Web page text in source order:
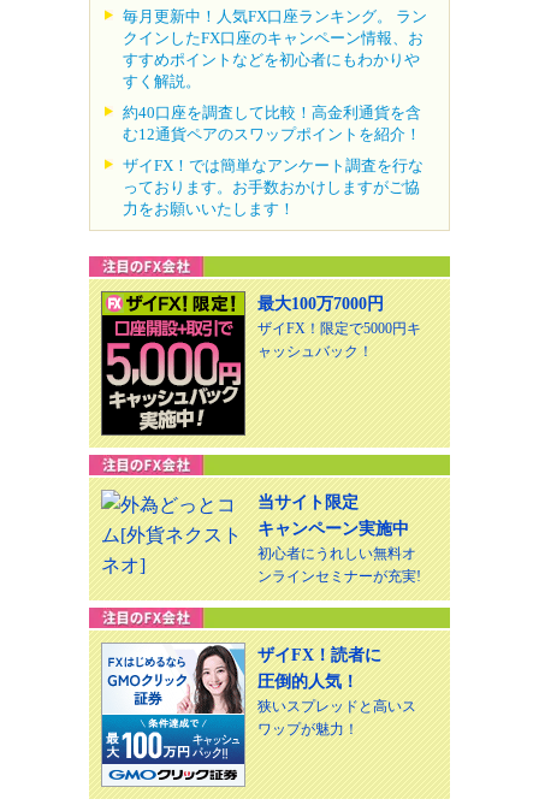
毎月更新中！人気FX口座ランキング。 ラン
クインしたFX口座のキャンペーン情報、お
すすめポイントなどを初心者にもわかりや
すく解説。
約40口座を調査して比較！高金利通貨を含
む12通貨ペアのスワップポイントを紹介！
ザイFX！では簡単なアンケート調査を行な
っております。お手数おかけしますがご協
力をお願いいたします！
最大100万7000円
ザイFX！限定で5000円キ
ャッシュバック！
当サイト限定
キャンペーン実施中
初心者にうれしい無料オ
ンラインセミナーが充実!
ザイFX！読者に
圧倒的人気！
狭いスプレッドと高いス
ワップが魅力！